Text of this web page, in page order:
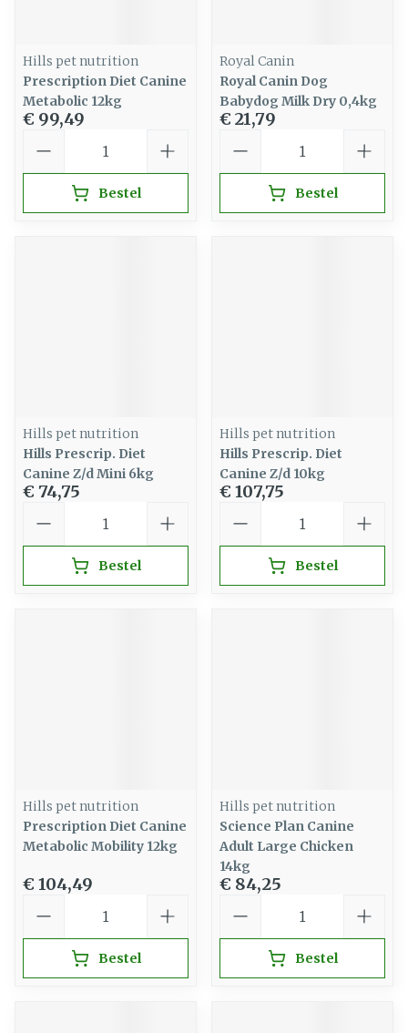
Hills pet nutrition
Prescription Diet Canine
Metabolic 12kg
€ 99,49
Bestel
Royal Canin
Royal Canin Dog
Babydog Milk Dry 0,4kg
€ 21,79
Bestel
Hills pet nutrition
Hills Prescrip. Diet
Canine Z/d Mini 6kg
€ 74,75
Bestel
Hills pet nutrition
Hills Prescrip. Diet
Canine Z/d 10kg
€ 107,75
Bestel
Hills pet nutrition
Prescription Diet Canine
Metabolic Mobility 12kg
€ 104,49
Bestel
Hills pet nutrition
Science Plan Canine
Adult Large Chicken
14kg
€ 84,25
Bestel